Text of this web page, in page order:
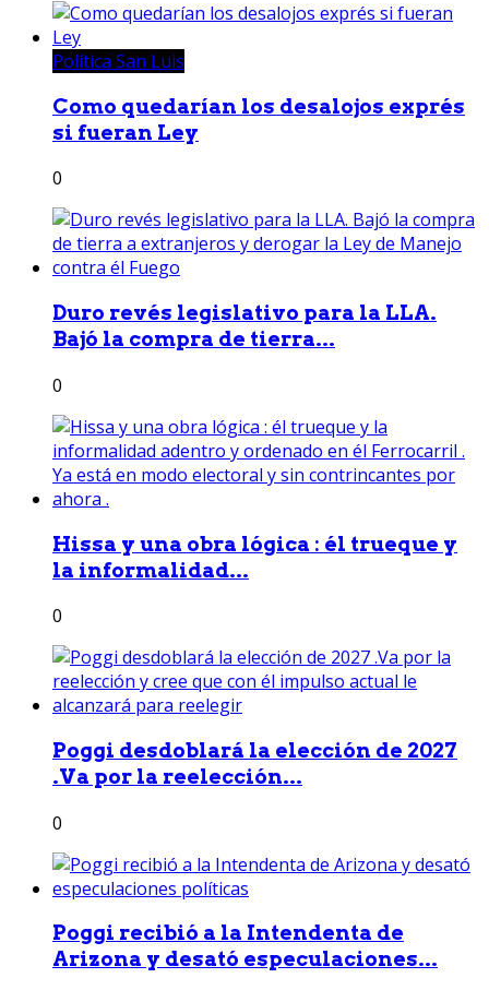
Política San Luis
Como quedarían los desalojos exprés
si fueran Ley
0
Duro revés legislativo para la LLA.
Bajó la compra de tierra...
0
Hissa y una obra lógica : él trueque y
la informalidad...
0
Poggi desdoblará la elección de 2027
.Va por la reelección...
0
Poggi recibió a la Intendenta de
Arizona y desató especulaciones...